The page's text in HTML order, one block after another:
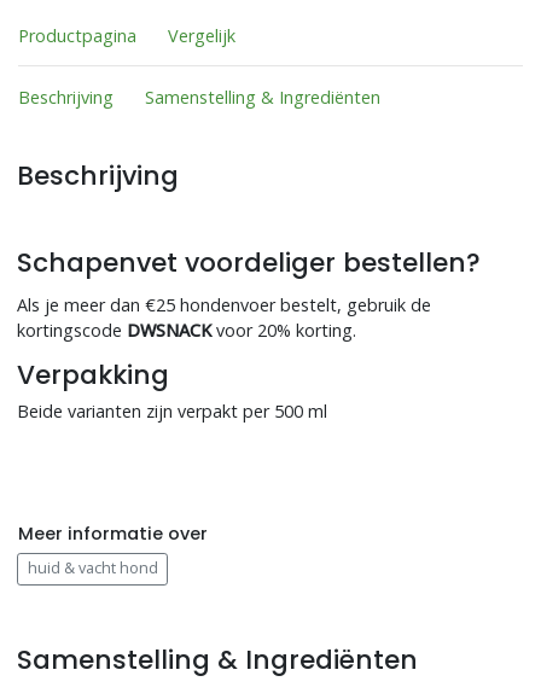
Productpagina Vergelijk
Beschrijving Samenstelling & Ingrediënten
Beschrijving
Schapenvet voordeliger bestellen?
Als je meer dan €25 hondenvoer bestelt, gebruik de
kortingscode DWSNACKvoor 20% korting.
Verpakking
Beide varianten zijn verpakt per 500 ml
Meer informatie over
huid & vacht hond
Samenstelling & Ingrediënten